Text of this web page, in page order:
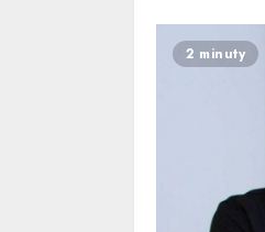
2 minuty